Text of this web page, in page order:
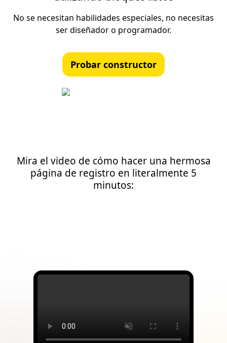
No se necesitan habilidades especiales, no necesitas
ser diseñador o programador.
Probar constructor
Mira el video de cómo hacer una hermosa
página de registro en literalmente 5
minutos: